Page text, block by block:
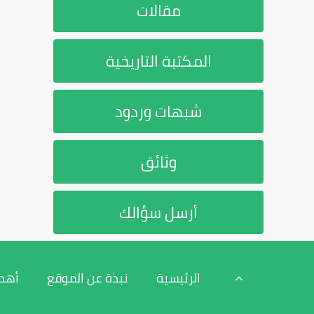
مقالات
المكتبة التاريخية
شبهات وردود
وثائق
أرسل سؤالك
الرئيسية نبذة عن الموقع